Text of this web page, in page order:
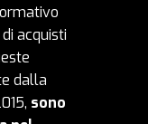
acquisti
dalla
sono